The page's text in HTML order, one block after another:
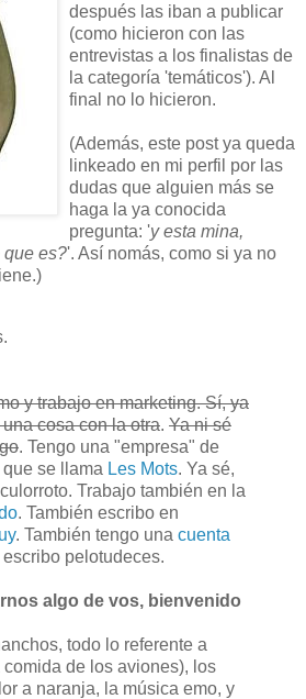
después las iban a publicar
(como hicieron con las
entrevistas a los finalistas de
la categoría 'temáticos'). Al
final no lo hicieron.
(Además, este post ya queda
linkeado en mi perfil por las
dudas que alguien más se
haga la ya conocida
pregunta: 'y esta mina,
que es?'. Así nomás, como si ya no
y trabajo en marketing. Sí, ya
cosa con la otra. Ya ni sé
. Tengo una "empresa" de
se llama Les Mots. Ya sé,
Trabajo también en la
. También escribo en
. También tengo una cuenta
pelotudeces.
algo de vos, bienvenido
todo lo referente a
de los aviones), los
a naranja, la música emo, y